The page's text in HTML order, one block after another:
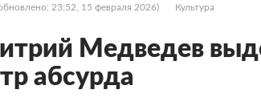
23:52, 15 февраля 2026) Культура
Медведев
абсурда